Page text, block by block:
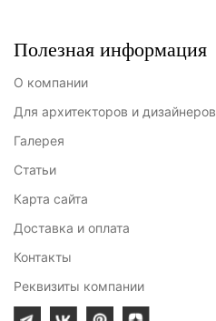
Полезная информация
О компании
Для архитекторов и дизайнеров
Галерея
Статьи
Карта сайта
Доставка и оплата
Контакты
Реквизиты компании